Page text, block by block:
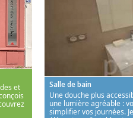
et
Salle de bain
Une douche plus
une lumière agréable :
simplifier vos journées.